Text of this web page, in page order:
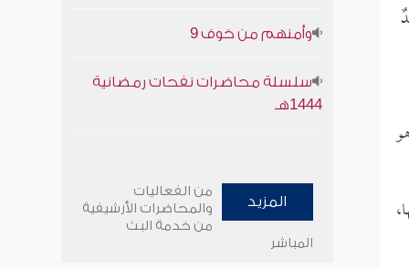
وأمنهم من خوف 9
سلسلة محاضرات نفحات رمضانية
1444هـ
المزيد
من الفعاليات
والمحاضرات الأرشيفية
من خدمة البث
المباشر